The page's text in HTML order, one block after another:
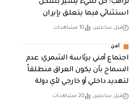
ترامب: كل شيء يسير بشكل
استثنائي فيما يتعلق بإيران
قبل ساعتين 10 مشاهدات
أمن
اجتماع أمني برئاسة الشمري: عدم
السماح بأن يكون العراق منطلقاً
لتهديد داخلي أو خارجي لأي دولة
قبل ساعتين 20 مشاهدات